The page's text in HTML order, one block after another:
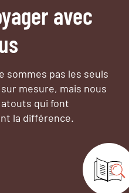
avec
sommes pas les seuls
mesure, mais nous
qui font
la différence.